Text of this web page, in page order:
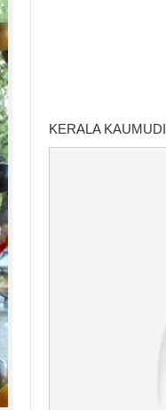
KERALA KAUMUDI